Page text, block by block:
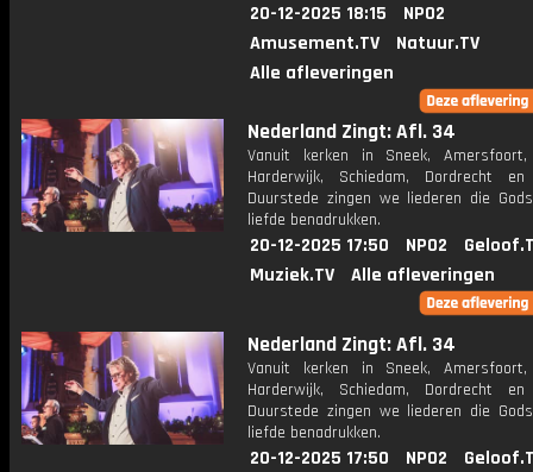
20-12-2025 18:15
NPO2
Amusement.TV
Natuur.TV
Alle afleveringen
Nederland Zingt: Afl. 34
Vanuit kerken in Sneek, Amersfoort,
Harderwijk, Schiedam, Dordrecht
Duurstede zingen we liederen die
liefde benadrukken.
20-12-2025 17:50 NPO2
Muziek.TV
Alle afleveringen
Nederland Zingt: Afl. 34
Vanuit kerken in Sneek, Amersfoort,
Harderwijk, Schiedam, Dordrecht
Duurstede zingen we liederen die
liefde benadrukken.
20-12-2025 17:50 NPO2